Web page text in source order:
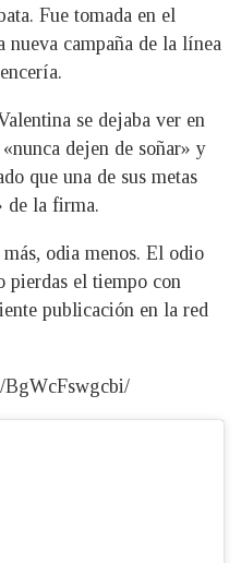
Fue tomada en el
nueva campaña de la línea
se dejaba ver en
dejen de soñar» y
que una de sus metas
de la firma.
odia menos. El odio
pierdas el tiempo con
publicación en la red
BgWcFswgcbi/